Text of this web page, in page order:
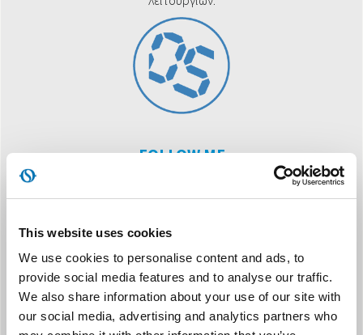
This website uses cookies
We use cookies to personalise content and ads, to
provide social media features and to analyse our traffic.
We also share information about your use of our site with
our social media, advertising and analytics partners who
FOLLOW ME
Το τηλεχειριστήριο λειτουργεί ως απομακρυσμένος
δωμάτιο.